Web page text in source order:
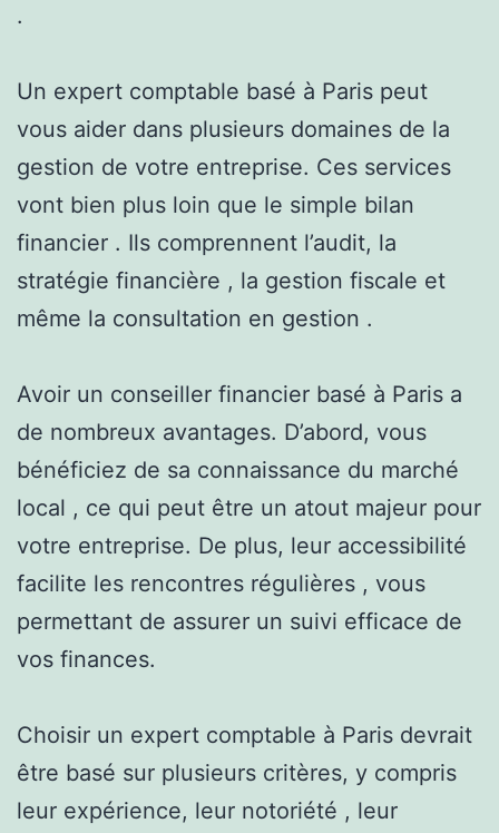
.
Un expert comptable basé à Paris peut
vous aider dans plusieurs domaines de la
gestion de votre entreprise. Ces services
vont bien plus loin que le simple bilan
financier . Ils comprennent l’audit, la
stratégie financière , la gestion fiscale et
même la consultation en gestion .
Avoir un conseiller financier basé à Paris a
de nombreux avantages. D’abord, vous
bénéficiez de sa connaissance du marché
local , ce qui peut être un atout majeur pour
votre entreprise. De plus, leur accessibilité
facilite les rencontres régulières , vous
permettant de assurer un suivi efficace de
vos finances.
Choisir un expert comptable à Paris devrait
être basé sur plusieurs critères, y compris
leur expérience, leur notoriété , leur